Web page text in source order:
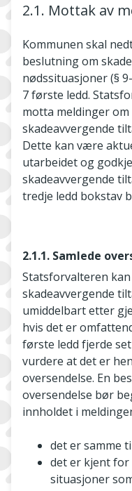
2.1. Mottak av
Kommunen skal
beslutning om
nødssituasjoner (§
7 første ledd.
motta meldinger
skadeavvergende
Dette kan være
utarbeidet og
skadeavvergende
tredje ledd bokstav
2.1.1. Samlede
Statsforvalteren
skadeavvergende
umiddelbart etter
hvis det er
første ledd fjerde
vurdere at det er
oversendelse. En
oversendelse bør
innholdet i
det er samme
det er kjent for
situasjoner